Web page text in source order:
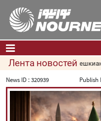
Главная|Контакты
Новости
Культура и общество
Лента новостейПезешкиан:
News ID :320939 Publish